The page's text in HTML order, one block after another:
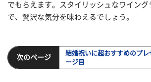
でもらえます。スタイリッシュなワイング
で、贅沢な気分を味わえるでしょう。
次のページ
結婚祝いに超おすすめのプレ
ージ目